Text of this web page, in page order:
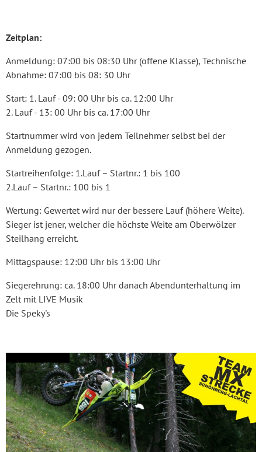
Zeitplan:
Anmeldung: 07:00 bis 08:30 Uhr (offene Klasse), Technische
Abnahme: 07:00 bis 08: 30 Uhr
Start: 1. Lauf - 09: 00 Uhr bis ca. 12:00 Uhr
2. Lauf - 13: 00 Uhr bis ca. 17:00 Uhr
Startnummer wird von jedem Teilnehmer selbst bei der
Anmeldung gezogen.
Startreihenfolge: 1.Lauf – Startnr.: 1 bis 100
2.Lauf – Startnr.: 100 bis 1
Wertung: Gewertet wird nur der bessere Lauf (höhere Weite).
Sieger ist jener, welcher die höchste Weite am Oberwölzer
Steilhang erreicht.
Mittagspause: 12:00 Uhr bis 13:00 Uhr
Siegerehrung: ca. 18:00 Uhr danach Abendunterhaltung im
Zelt mit LIVE Musik
Die Speky's